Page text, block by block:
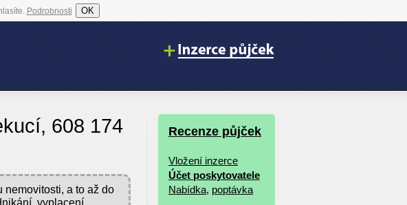
Podrobnosti OK
608 174
nemovitosti, a to až do
vyplacení
Recenze půjček
Vložení inzerce
Účet poskytovatele
Nabídka, poptávka